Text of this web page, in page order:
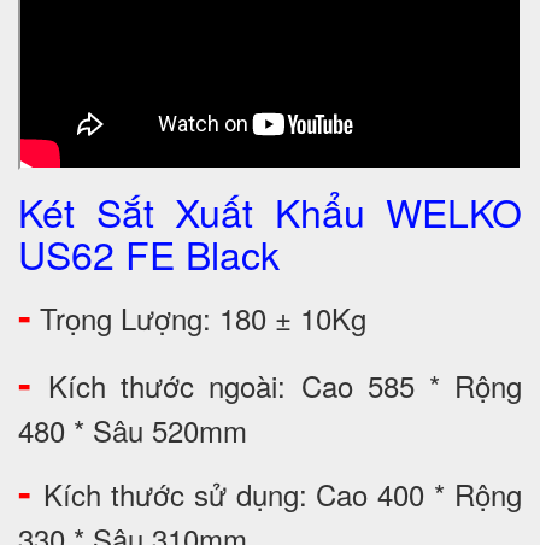
Két Sắt Xuất Khẩu WELKO
US62 FE Black
- Trọng Lượng: 180 ± 10Kg
- Kích thước ngoài: Cao 585 * Rộng
480 * Sâu 520mm
- Kích thước sử dụng: Cao 400 * Rộng